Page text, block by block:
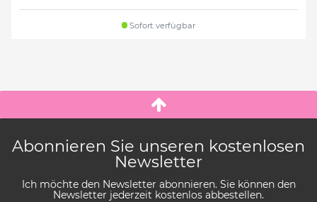
Sofort verfügbar
Abonnieren Sie unseren kostenlosen
Newsletter
Ich möchte den Newsletter abonnieren. Sie können den
Newsletter jederzeit kostenlos abbestellen.